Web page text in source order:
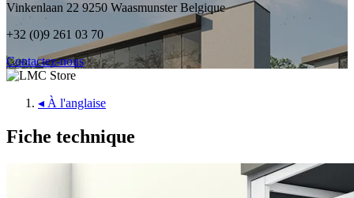
Vinkenlaan 22 9250 Waasmunster Belgique
+32 (0)9 261 03 70
Contactez-nous
◂ À l'anglaise
Fiche technique